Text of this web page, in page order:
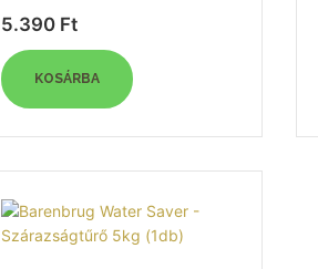
5.390 Ft
KOSÁRBA